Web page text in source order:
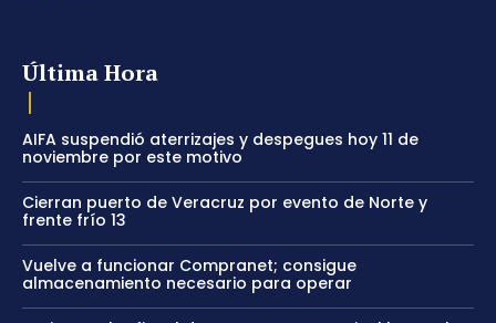
Última Hora
AIFA suspendió aterrizajes y despegues hoy 11 de
noviembre por este motivo
Cierran puerto de Veracruz por evento de Norte y
frente frío 13
Vuelve a funcionar Compranet; consigue
almacenamiento necesario para operar